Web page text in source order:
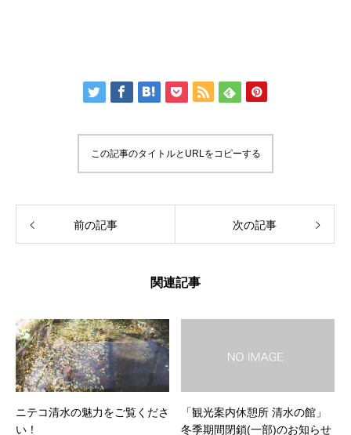
この記事のタイトルとURLをコピーする
前の記事 次の記事
関連記事
ニテコ清水の魅力をご覧くださ
い！
「観光案内休憩所 清水の館」
冬季期間閉鎖(一部)のお知らせ